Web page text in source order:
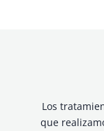
Los
que